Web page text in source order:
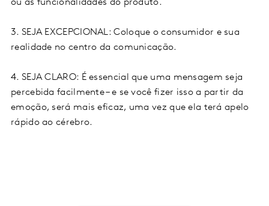
ou às funcionalidades do produto.
3. SEJA EXCEPCIONAL: Coloque o consumidor e sua
realidade no centro da comunicação.
4. SEJA CLARO: É essencial que uma mensagem seja
percebida facilmente – e se você fizer isso a partir da
emoção, será mais eficaz, uma vez que ela terá apelo
rápido ao cérebro.